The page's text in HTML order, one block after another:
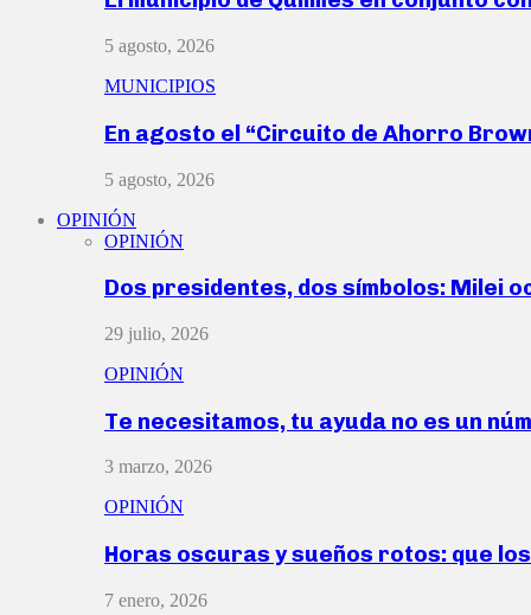
5 agosto, 2026
MUNICIPIOS
En agosto el “Circuito de Ahorro
5 agosto, 2026
OPINIÓN
OPINIÓN
Dos presidentes, dos símbolos: Milei
29 julio, 2026
OPINIÓN
Te necesitamos, tu ayuda no es un
3 marzo, 2026
OPINIÓN
Horas oscuras y sueños rotos: que
7 enero, 2026